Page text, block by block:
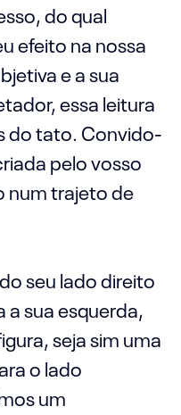
do qual
efeito na nossa
e a sua
essa leitura
do tato. Convido-
pelo vosso
num trajeto de
seu lado direito
a sua esquerda,
seja sim uma
o lado
um